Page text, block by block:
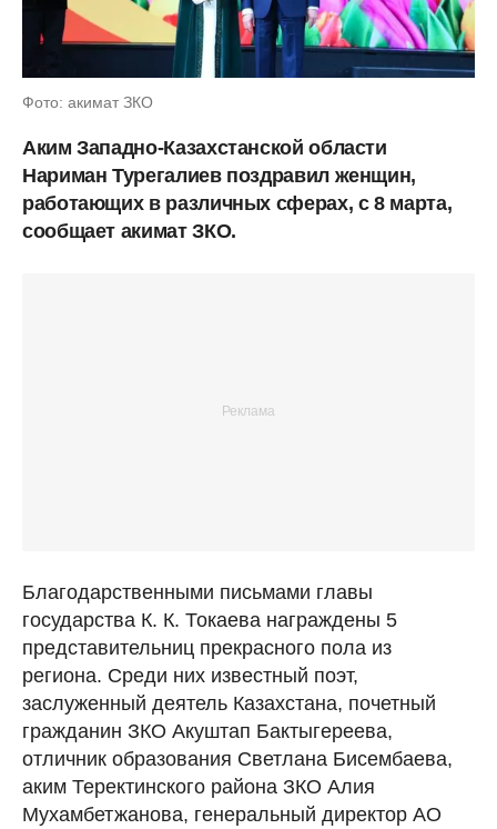
Фото: акимат ЗКО
Аким Западно-Казахстанской области
Нариман Турегалиев поздравил женщин,
работающих в различных сферах, с 8 марта,
сообщает акимат ЗКО.
Благодарственными письмами главы
государства К. К. Токаева награждены 5
представительниц прекрасного пола из
региона. Среди них известный поэт,
заслуженный деятель Казахстана, почетный
гражданин ЗКО Акуштап Бактыгереева,
отличник образования Светлана Бисембаева,
аким Теректинского района ЗКО Алия
Мухамбетжанова, генеральный директор АО